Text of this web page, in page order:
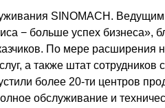
SINOMACH.
− больше успех бизнеса»,
По мере
а также штат сотрудников
более 20-ти центров
обслуживание и